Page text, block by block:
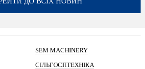
SEM MACHINERY
СІЛЬГОСПТЕХНІКА